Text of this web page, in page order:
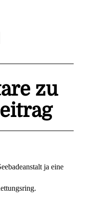
zu
ja eine